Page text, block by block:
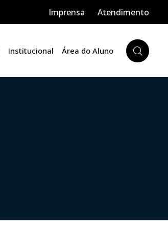
Imprensa Atendimento
Institucional Área do Aluno